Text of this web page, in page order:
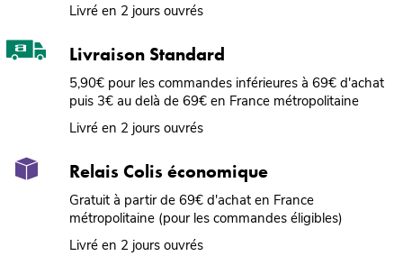
Livré en 2 jours ouvrés
Livraison Standard
5,90€ pour les commandes inférieures à 69€ d'achat
puis 3€ au delà de 69€ en France métropolitaine
Livré en 2 jours ouvrés
Relais Colis économique
Gratuit à partir de 69€ d'achat en France
métropolitaine (pour les commandes éligibles)
Livré en 2 jours ouvrés